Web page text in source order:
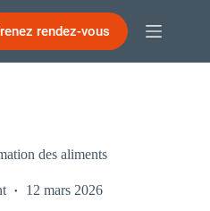
rendez-vous
des aliments
12 mars 2026